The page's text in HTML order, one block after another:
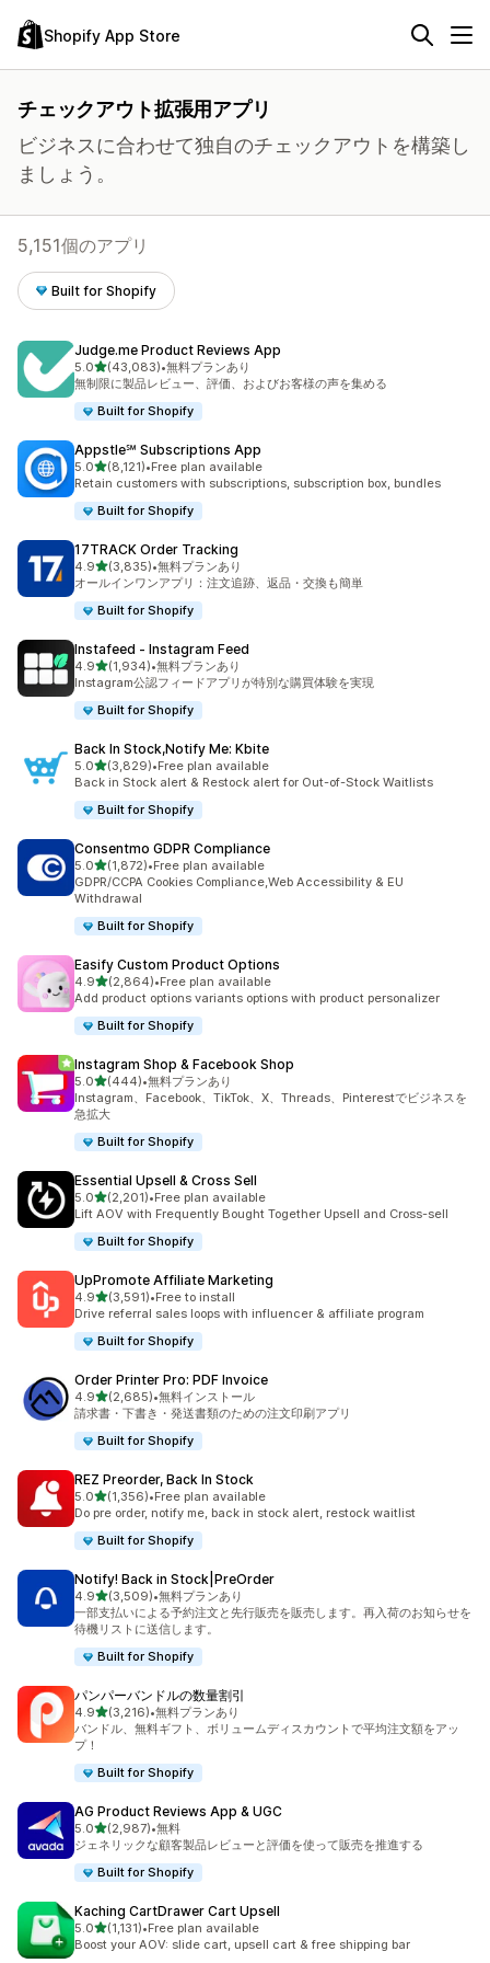
Shopify App Store
チェックアウト拡張用アプリ
ビジネスに合わせて独自のチェックアウトを構築し
ましょう。
5,151個のアプリ
Built for Shopify
Judge.me Product Reviews App
5.05つ星中
(43,083)
合計レビュー数：43083件
•無料プランあり
無制限に製品レビュー、評価、およびお客様の声を集める
Built for Shopify
Appstle℠ Subscriptions App
5.05つ星中
(8,121)
合計レビュー数：8121件
•Free plan available
Retain customers with subscriptions, subscription box, bundles
Built for Shopify
17TRACK Order Tracking
4.95つ星中
(3,835)
合計レビュー数：3835件
•無料プランあり
オールインワンアプリ：注文追跡、返品・交換も簡単
Built for Shopify
Instafeed ‑ Instagram Feed
4.95つ星中
(1,934)
合計レビュー数：1934件
•無料プランあり
Instagram公認フィードアプリが特別な購買体験を実現
Built for Shopify
Back In Stock,Notify Me: Kbite
5.05つ星中
(3,829)
合計レビュー数：3829件
•Free plan available
Back in Stock alert & Restock alert for Out-of-Stock Waitlists
Built for Shopify
Consentmo GDPR Compliance
5.05つ星中
(1,872)
合計レビュー数：1872件
•Free plan available
GDPR/CCPA Cookies Compliance,Web Accessibility & EU
Withdrawal
Built for Shopify
Easify Custom Product Options
4.95つ星中
(2,864)
合計レビュー数：2864件
•Free plan available
Add product options variants options with product personalizer
Built for Shopify
Instagram Shop & Facebook Shop
5.05つ星中
(444)
合計レビュー数：444件
•無料プランあり
Instagram、Facebook、TikTok、X、Threads、Pinterestでビジネスを
急拡大
Built for Shopify
Essential Upsell & Cross Sell
5.05つ星中
(2,201)
合計レビュー数：2201件
•Free plan available
Lift AOV with Frequently Bought Together Upsell and Cross-sell
Built for Shopify
UpPromote Affiliate Marketing
4.95つ星中
(3,591)
合計レビュー数：3591件
•Free to install
Drive referral sales loops with influencer & affiliate program
Built for Shopify
Order Printer Pro: PDF Invoice
4.95つ星中
(2,685)
合計レビュー数：2685件
•無料インストール
請求書・下書き・発送書類のための注文印刷アプリ
Built for Shopify
REZ Preorder, Back In Stock
5.05つ星中
(1,356)
合計レビュー数：1356件
•Free plan available
Do pre order, notify me, back in stock alert, restock waitlist
Built for Shopify
Notify! Back in Stock|PreOrder
4.95つ星中
(3,509)
合計レビュー数：3509件
•無料プランあり
一部支払いによる予約注文と先行販売を販売します。再入荷のお知らせを
待機リストに送信します。
Built for Shopify
パンパーバンドルの数量割引
4.95つ星中
(3,216)
合計レビュー数：3216件
•無料プランあり
バンドル、無料ギフト、ボリュームディスカウントで平均注文額をアッ
プ！
Built for Shopify
AG Product Reviews App & UGC
5.05つ星中
(2,987)
合計レビュー数：2987件
•無料
ジェネリックな顧客製品レビューと評価を使って販売を推進する
Built for Shopify
Kaching CartDrawer Cart Upsell
5.05つ星中
(1,131)
合計レビュー数：1131件
•Free plan available
Boost your AOV: slide cart, upsell cart & free shipping bar